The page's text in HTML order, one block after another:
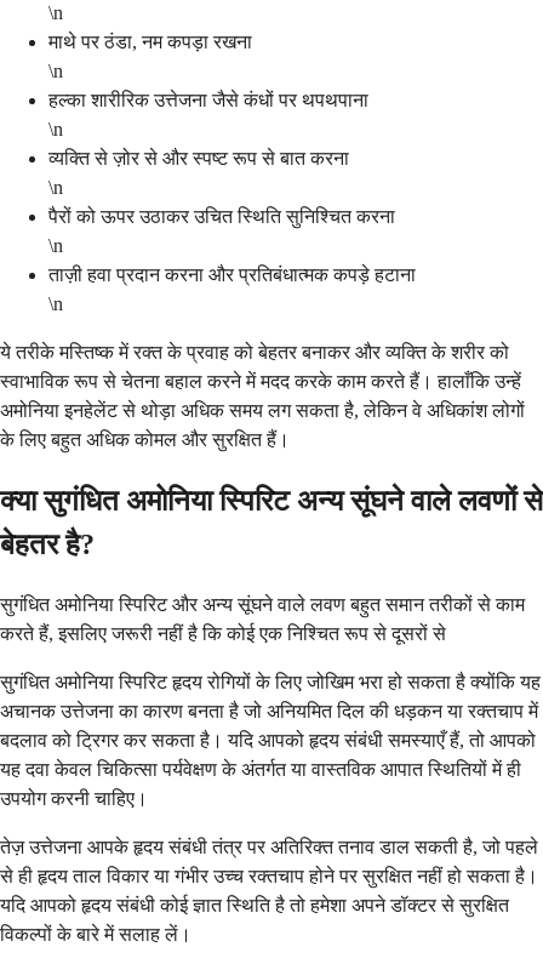
\n
माथे पर ठंडा, नम कपड़ा रखना
\n
हल्का शारीरिक उत्तेजना जैसे कंधों पर थपथपाना
\n
व्यक्ति से ज़ोर से और स्पष्ट रूप से बात करना
\n
पैरों को ऊपर उठाकर उचित स्थिति सुनिश्चित करना
\n
ताज़ी हवा प्रदान करना और प्रतिबंधात्मक कपड़े हटाना
\n
ये तरीके मस्तिष्क में रक्त के प्रवाह को बेहतर बनाकर और व्यक्ति के शरीर को
स्वाभाविक रूप से चेतना बहाल करने में मदद करके काम करते हैं। हालाँकि उन्हें
अमोनिया इनहेलेंट से थोड़ा अधिक समय लग सकता है, लेकिन वे अधिकांश लोगों
के लिए बहुत अधिक कोमल और सुरक्षित हैं।
क्या सुगंधित अमोनिया स्पिरिट अन्य सूंघने वाले लवणों से
बेहतर है?
सुगंधित अमोनिया स्पिरिट और अन्य सूंघने वाले लवण बहुत समान तरीकों से काम
करते हैं, इसलिए जरूरी नहीं है कि कोई एक निश्चित रूप से दूसरों से
सुगंधित अमोनिया स्पिरिट हृदय रोगियों के लिए जोखिम भरा हो सकता है क्योंकि यह
अचानक उत्तेजना का कारण बनता है जो अनियमित दिल की धड़कन या रक्तचाप में
बदलाव को ट्रिगर कर सकता है। यदि आपको हृदय संबंधी समस्याएँ हैं, तो आपको
यह दवा केवल चिकित्सा पर्यवेक्षण के अंतर्गत या वास्तविक आपात स्थितियों में ही
उपयोग करनी चाहिए।
तेज़ उत्तेजना आपके हृदय संबंधी तंत्र पर अतिरिक्त तनाव डाल सकती है, जो पहले
से ही हृदय ताल विकार या गंभीर उच्च रक्तचाप होने पर सुरक्षित नहीं हो सकता है।
यदि आपको हृदय संबंधी कोई ज्ञात स्थिति है तो हमेशा अपने डॉक्टर से सुरक्षित
विकल्पों के बारे में सलाह लें।